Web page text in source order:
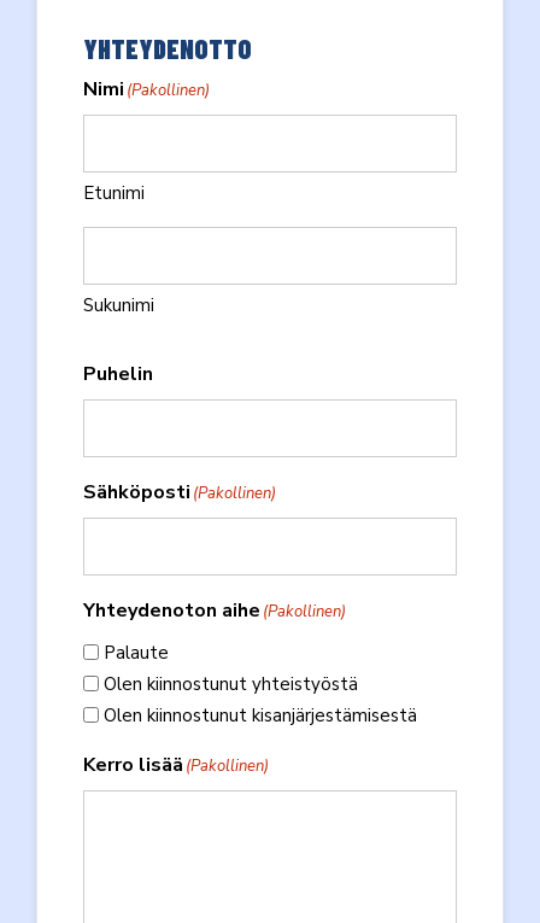
YHTEYDENOTTO
Nimi (Pakollinen)
Etunimi
Sukunimi
Puhelin
Sähköposti (Pakollinen)
Yhteydenoton aihe (Pakollinen)
Palaute
Olen kiinnostunut yhteistyöstä
Olen kiinnostunut kisanjärjestämisestä
Kerro lisää (Pakollinen)